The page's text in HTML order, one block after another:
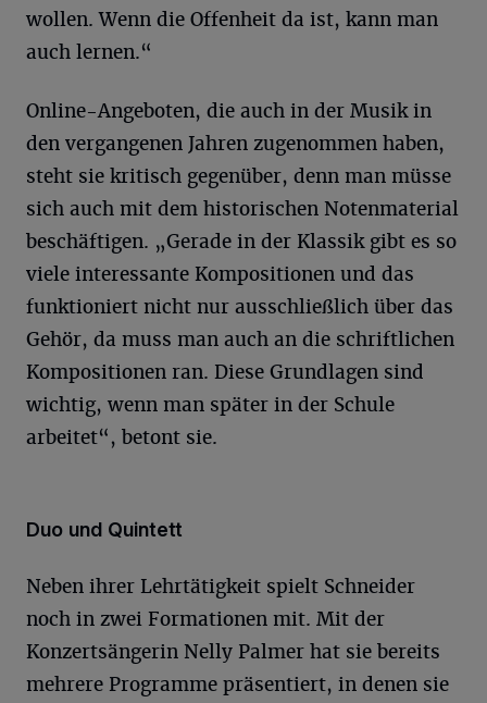
wollen. Wenn die Offenheit da ist, kann man
auch lernen.“
Online-Angeboten, die auch in der Musik in
den vergangenen Jahren zugenommen haben,
steht sie kritisch gegenüber, denn man müsse
sich auch mit dem historischen Notenmaterial
beschäftigen. „Gerade in der Klassik gibt es so
viele interessante Kompositionen und das
funktioniert nicht nur ausschließlich über das
Gehör, da muss man auch an die schriftlichen
Kompositionen ran. Diese Grundlagen sind
wichtig, wenn man später in der Schule
arbeitet“, betont sie.
Duo und Quintett
Neben ihrer Lehrtätigkeit spielt Schneider
noch in zwei Formationen mit. Mit der
Konzertsängerin Nelly Palmer hat sie bereits
mehrere Programme präsentiert, in denen sie